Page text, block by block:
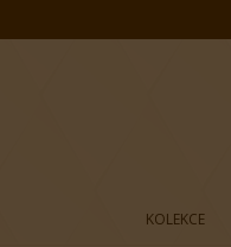
KOLEKCE